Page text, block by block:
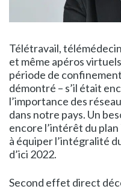
Télétravail,
et même apéros
période de
démontré – s’il était
l’importance des
dans notre pays. Un
encore l’intérêt du
à équiper l’intégralité
d’ici 2022.
Second effet direct